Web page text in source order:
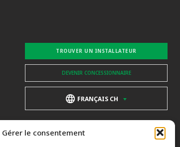
Gérer le consentement
TROUVER UN INSTALLATEUR
DEVENIR CONCESSIONNAIRE
FRANÇAIS CH